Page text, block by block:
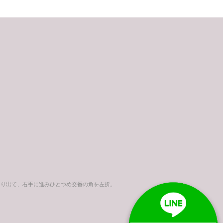
出て、右手に進みひとつめ交番の角を左折。